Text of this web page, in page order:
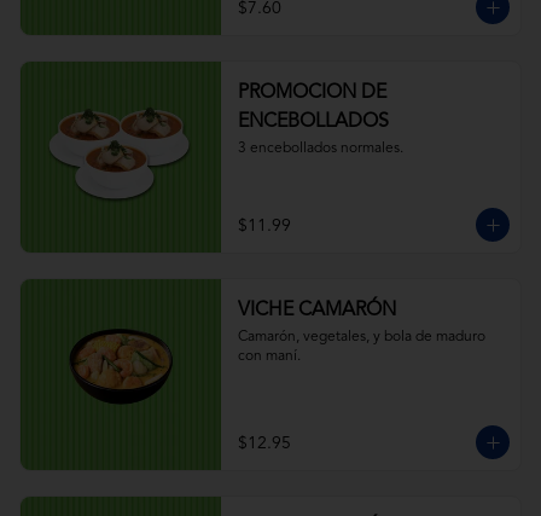
$7.60
PROMOCION DE
ENCEBOLLADOS
3 encebollados normales.
$11.99
VICHE CAMARÓN
Camarón, vegetales, y bola de maduro
con maní.
$12.95